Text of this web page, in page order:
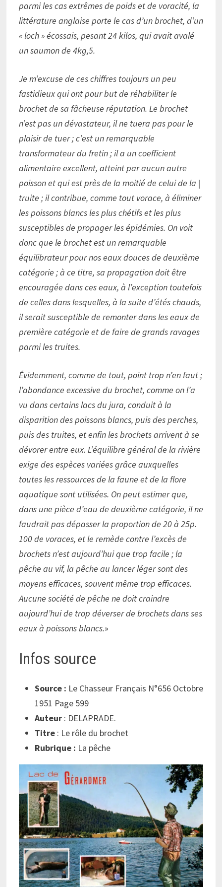
parmi les cas extrêmes de poids et de voracité, la
littérature anglaise porte le cas d’un brochet, d’un
« loch » écossais, pesant 24 kilos, qui avait avalé
un saumon de 4kg,5.
Je m’excuse de ces chiffres toujours un peu
fastidieux qui ont pour but de réhabiliter le
brochet de sa fâcheuse réputation. Le brochet
n’est pas un dévastateur, il ne tuera pas pour le
plaisir de tuer ; c’est un remarquable
transformateur du fretin ; il a un coefficient
alimentaire excellent, atteint par aucun autre
poisson et qui est près de la moitié de celui de la |
truite ; il contribue, comme tout vorace, à éliminer
les poissons blancs les plus chétifs et les plus
susceptibles de propager les épidémies. On voit
donc que le brochet est un remarquable
équilibrateur pour nos eaux douces de deuxième
catégorie ; à ce titre, sa propagation doit être
encouragée dans ces eaux, à l’exception toutefois
de celles dans lesquelles, à la suite d’étés chauds,
il serait susceptible de remonter dans les eaux de
première catégorie et de faire de grands ravages
parmi les truites.
Évidemment, comme de tout, point trop n’en faut ;
l’abondance excessive du brochet, comme on l’a
vu dans certains lacs du jura, conduit à la
disparition des poissons blancs, puis des perches,
puis des truites, et enfin les brochets arrivent à se
dévorer entre eux. L’équilibre général de la rivière
exige des espèces variées grâce auxquelles
toutes les ressources de la faune et de la flore
aquatique sont utilisées. On peut estimer que,
dans une pièce d’eau de deuxième catégorie, il ne
faudrait pas dépasser la proportion de 20 à 25p.
100 de voraces, et le remède contre l’excès de
brochets n’est aujourd’hui que trop facile ; la
pêche au vif, la pêche au lancer léger sont des
moyens efficaces, souvent même trop efficaces.
Aucune société de pêche ne doit craindre
aujourd’hui de trop déverser de brochets dans ses
eaux à poissons blancs.»
Infos source
Source : Le Chasseur Français N°656 Octobre
1951 Page 599
Auteur: DELAPRADE.
Titre : Le rôle du brochet
Rubrique : La pêche